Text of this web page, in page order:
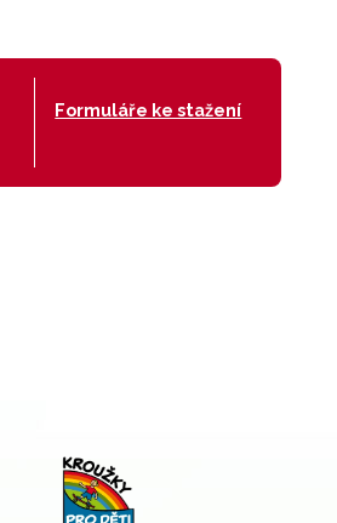
Formuláře ke stažení